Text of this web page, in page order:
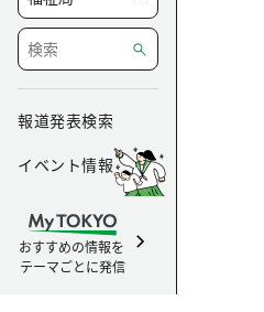
報道発表検索
イベント情報
おすすめの情報を
テーマごとに発信